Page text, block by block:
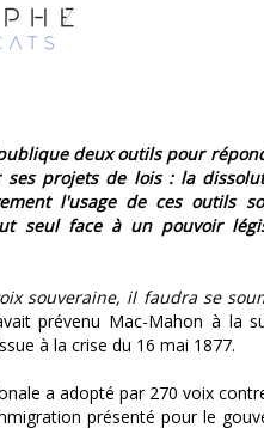
deux outils pour
ses projets de lois : la
l'usage de ces outils
seul face à un pouvoir
souveraine, il faudra se
prévenu Mac-Mahon à la
à la crise du 16 mai 1877.
a adopté par 270 voix
présenté pour le